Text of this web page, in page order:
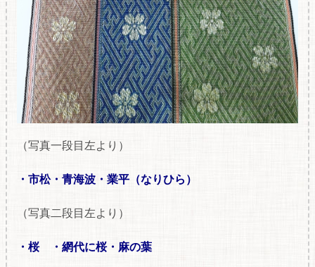
（写真一段目左より）
・市松・青海波・業平（なりひら）
（写真二段目左より）
・桜 ・網代に桜・麻の葉